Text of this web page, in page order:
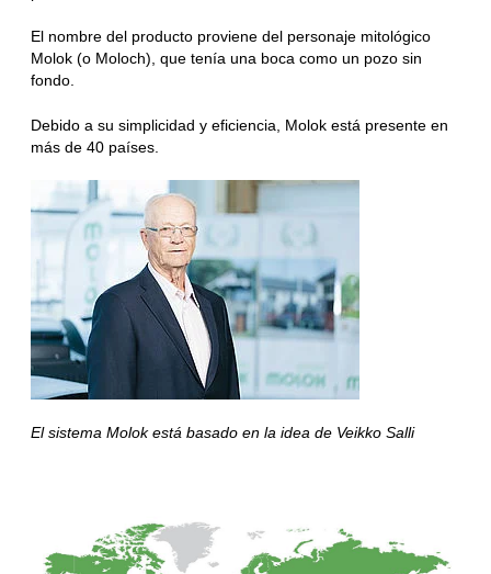
El nombre del producto proviene del personaje mitológico
Molok (o Moloch), que tenía una boca como un pozo sin
fondo.
Debido a su simplicidad y eficiencia, Molok está presente en
más de 40 países.
El sistema Molok está basado en la idea de Veikko Salli